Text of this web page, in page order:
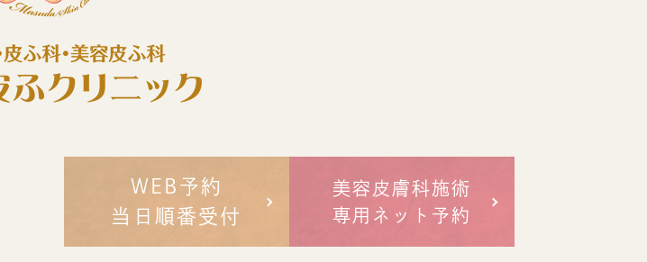
WEB予約
当日順番受付
美容皮膚科施術
専用ネット予約